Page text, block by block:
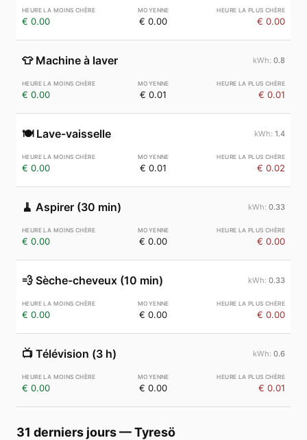
€ 0.00 € 0.00 € 0.00
👕 Machine à laver 0.8
€ 0.00 € 0.01 € 0.01
🍽️ Lave-vaisselle 1.4
€ 0.00 € 0.01 € 0.02
🧹 Aspirer (30 min) 0.33
€ 0.00 € 0.00 € 0.00
💨 Sèche-cheveux (10 min) 0.33
€ 0.00 € 0.00 € 0.00
📺 Télévision (3 h) 0.6
€ 0.00 € 0.00 € 0.01
31 derniers jours—Tyresö